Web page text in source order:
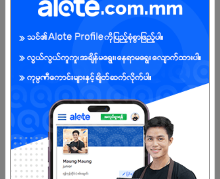
Open To : Female
Already Expired
Don't have an account?
REGISTER NOW!
More Similar Jobs
Junior Accountant
Best Steel Furniture
Hlaingtharya | Yangon